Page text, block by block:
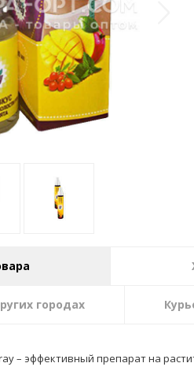
городах
– эффективный препарат на